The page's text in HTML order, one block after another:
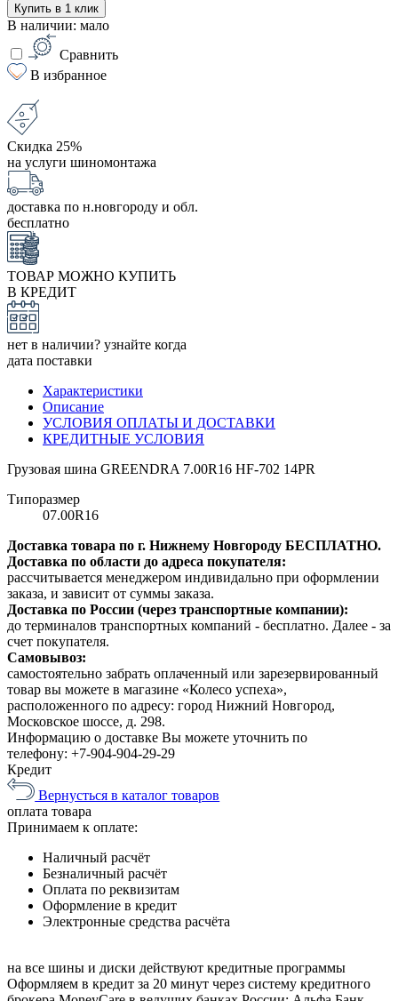
Купить в 1 клик
В наличии: мало
Сравнить
В избранное
Скидка 25%
на услуги шиномонтажа
доставка по н.новгороду и обл.
бесплатно
ТОВАР МОЖНО КУПИТЬ
В КРЕДИТ
нет в наличии? узнайте когда
дата поставки
Характеристики
Описание
УСЛОВИЯ ОПЛАТЫ И ДОСТАВКИ
КРЕДИТНЫЕ УСЛОВИЯ
Грузовая шина GREENDRA 7.00R16 HF-702 14PR
Типоразмер
07.00R16
Доставка товара по г. Нижнему Новгороду БЕСПЛАТНО.
Доставка по области до адреса покупателя:
рассчитывается менеджером индивидально при оформлении
заказа, и зависит от суммы заказа.
Доставка по России (через транспортные компании):
до терминалов транспортных компаний - бесплатно. Далее - за
счет покупателя.
Самовывоз:
самостоятельно забрать оплаченный или зарезервированный
товар вы можете в магазине «Колесо успеха»,
расположенного по адресу: город Нижний Новгород,
Московское шоссе, д. 298.
Информацию о доставке Вы можете уточнить по
телефону: +7-904-904-29-29
Кредит
Вернусться в каталог товаров
оплата товара
Принимаем к оплате:
Наличный расчёт
Безналичный расчёт
Оплата по реквизитам
Оформление в кредит
Электронные средства расчёта
на все шины и диски действуют кредитные программы
Оформляем в кредит за 20 минут через систему кредитного